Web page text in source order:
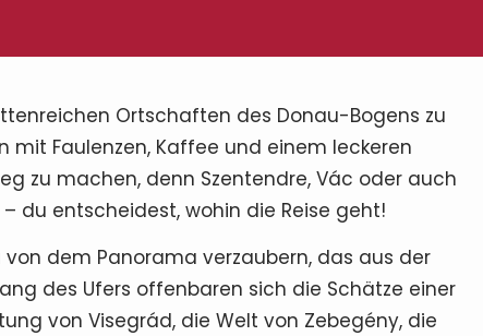
Ortschaften des Donau-Bogens zu
Faulenzen, Kaffee und einem leckeren
zu machen, denn Szentendre, Vác oder auch
du entscheidest, wohin die Reise geht!
dem Panorama verzaubern, das aus der
des Ufers offenbaren sich die Schätze einer
von Visegrád, die Welt von Zebegény, die